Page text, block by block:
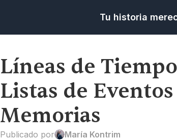
Tu historia
Líneas de
Listas de
Memorias
Publicado por María Kontrim